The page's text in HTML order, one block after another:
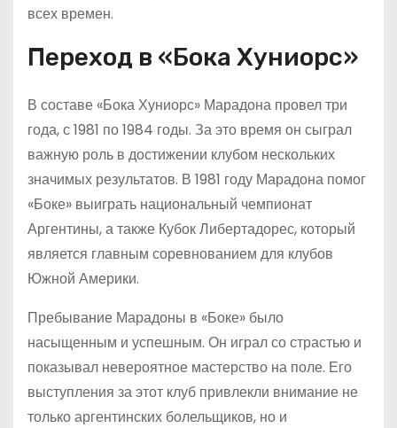
всех времен.
Переход в «Бока Хуниорс»
В составе «Бока Хуниорс» Марадона провел три
года, с 1981 по 1984 годы. За это время он сыграл
важную роль в достижении клубом нескольких
значимых результатов. В 1981 году Марадона помог
«Боке» выиграть национальный чемпионат
Аргентины, а также Кубок Либертадорес, который
является главным соревнованием для клубов
Южной Америки.
Пребывание Марадоны в «Боке» было
насыщенным и успешным. Он играл со страстью и
показывал невероятное мастерство на поле. Его
выступления за этот клуб привлекли внимание не
только аргентинских болельщиков, но и